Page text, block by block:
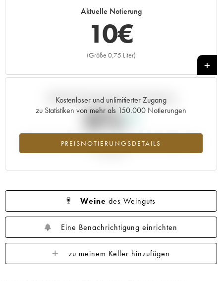
Aktuelle Notierung
10€
(Größe 0,75 Liter)
+
Kostenloser und unlimitierter Zugang
zu Statistiken von mehr als 150.000 Notierungen
PREISNOTIERUNGSDETAILS
Aktuelle Entwicklung der Preisnotierung
0%
Preisanstiegs des Jahrgangs 2020 im Jahr 2026 im Vergleich zum
Weine des Weinguts
Eine Benachrichtigung einrichten
zu meinem Keller hinzufügen